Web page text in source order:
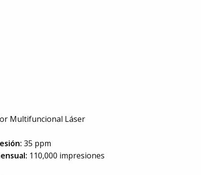
Multifuncional Láser
35 ppm
110,000 impresiones